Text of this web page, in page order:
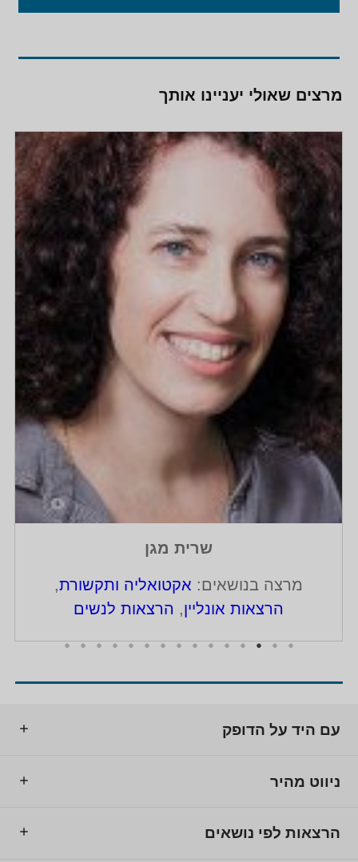
מרצים שאולי יעניינו אותך
שרית מגן
מרצה בנושאים: אקטואליה ותקשורת,
הרצאות אונליין, הרצאות לנשים
עם היד על הדופק
ניווט מהיר
הרצאות לפי נושאים